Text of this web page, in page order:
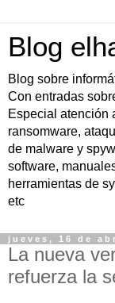
Blog
Blog sobre
Con entradas
Especial atención
ransomware,
de malware y
software,
herramientas de
etc
jueves, 16 de
La nueva
refuerza la